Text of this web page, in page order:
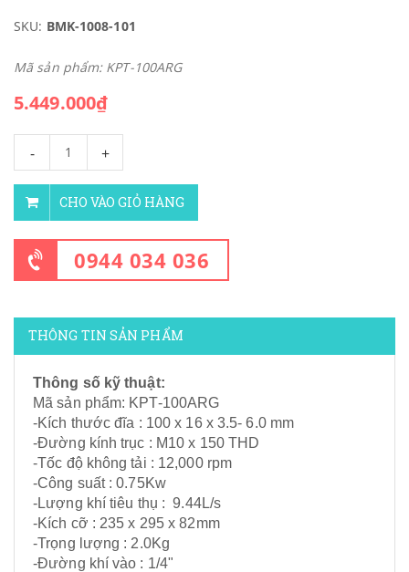
SKU: BMK-1008-101
Mã sản phẩm: KPT-100ARG
5.449.000₫
- +
CHO VÀO GIỎ HÀNG
0944 034 036
THÔNG TIN SẢN PHẨM
Thông số kỹ thuật:
Mã sản phẩm: KPT-100ARG
-Kích thước đĩa : 100 x 16 x 3.5- 6.0 mm
-Đường kính trục : M10 x 150 THD
-Tốc độ không tải : 12,000 rpm
-Công suất : 0.75Kw
-Lượng khí tiêu thụ : 9.44L/s
-Kích cỡ : 235 x 295 x 82mm
-Trọng lượng : 2.0Kg
-Đường khí vào : 1/4"